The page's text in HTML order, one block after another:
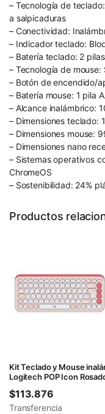
– Tecnología de
a salpicaduras
– Conectividad:
– Indicador teclado:
– Batería teclado: 2
– Tecnología de
– Botón de encendido/
– Batería mouse: 1 pila
– Alcance inalámbrico:
– Dimensiones teclado:
– Dimensiones mouse:
– Dimensiones nano
– Sistemas operativos
ChromeOS
– Sostenibilidad: 24%
Productos
Kit Teclado y Mouse
Logitech POP Icon
$113.876
Transferencia